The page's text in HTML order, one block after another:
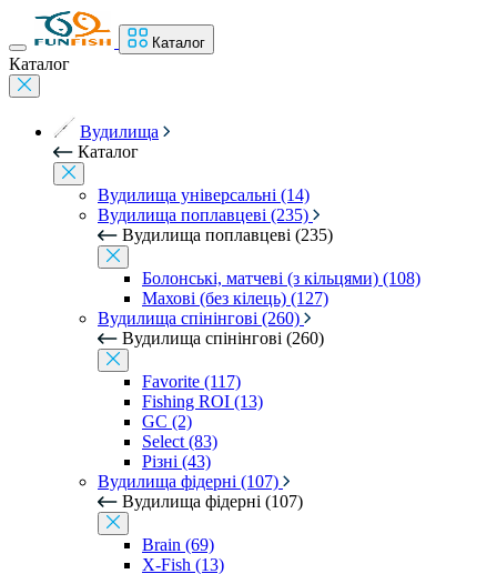
Каталог
Каталог
Вудилища
Каталог
Вудилища універсальні (14)
Вудилища поплавцеві (235)
Вудилища поплавцеві (235)
Болонські, матчеві (з кільцями) (108)
Махові (без кілець) (127)
Вудилища спінінгові (260)
Вудилища спінінгові (260)
Favorite (117)
Fishing ROI (13)
GC (2)
Select (83)
Різні (43)
Вудилища фідерні (107)
Вудилища фідерні (107)
Brain (69)
X-Fish (13)